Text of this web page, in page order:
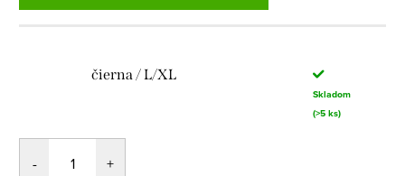
čierna / L/XL
Skladom
(>5 ks)